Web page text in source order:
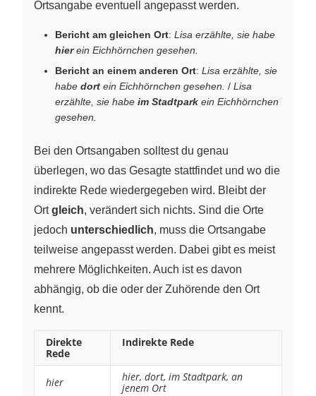
Ortsangabe eventuell angepasst werden.
Bericht am gleichen Ort: Lisa erzählte, sie habe
hierein Eichhörnchen gesehen.
Bericht an einem anderen Ort: Lisa erzählte, sie
habe dort ein Eichhörnchen gesehen. / Lisa
erzählte, sie habe im Stadtpark ein Eichhörnchen
gesehen.
Bei den Ortsangaben solltest du genau
überlegen, wo das Gesagte stattfindet und wo die
indirekte Rede wiedergegeben wird. Bleibt der
Ortgleich, verändert sich nichts. Sind die Orte
jedoch unterschiedlich, muss die Ortsangabe
teilweise angepasst werden. Dabei gibt es meist
mehrere Möglichkeiten. Auch ist es davon
abhängig, ob die oder der Zuhörende den Ort
kennt.
Direkte
Rede
Indirekte Rede
hier
hier, dort, im Stadtpark, an
jenem Ort